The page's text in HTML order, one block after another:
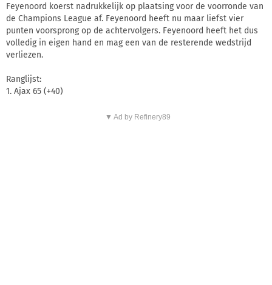
Feyenoord koerst nadrukkelijk op plaatsing voor de voorronde van
de Champions League af. Feyenoord heeft nu maar liefst vier
punten voorsprong op de achtervolgers. Feyenoord heeft het dus
volledig in eigen hand en mag een van de resterende wedstrijd
verliezen.
Ranglijst:
1. Ajax 65 (+40)
▼ Ad by Refinery89